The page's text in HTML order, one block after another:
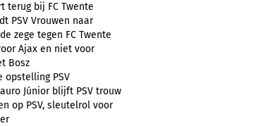
terug bij FC Twente
PSV Vrouwen naar
zege tegen FC Twente
Ajax en niet voor
Bosz
opstelling PSV
Júnior blijft PSV trouw
op PSV, sleutelrol voor